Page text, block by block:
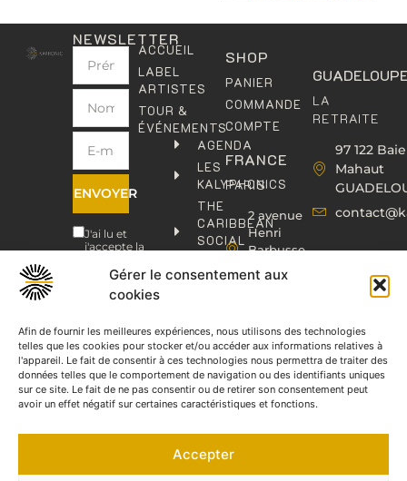
Gérer le consentement aux
cookies
Afin de fournir les meilleures expériences, nous utilisons des technologies
telles que les cookies pour stocker et/ou accéder aux informations relatives à
l'appareil. Le fait de consentir à ces technologies nous permettra de traiter des
données telles que le comportement de navigation ou des identifiants uniques
sur ce site. Le fait de ne pas consentir ou de retirer son consentement peut
avoir un effet négatif sur certaines caractéristiques et fonctions.
Accepter
NEWSLETTER
ENVOYER
J'ai lu et
j'accepte la
confidentialité
ACCUEIL
LABEL
ARTISTES
TOUR &
ÉVÉNEMENTS
AGENDA
LES
KALYPHONICS
THE
CARIBBEAN
SOCIAL
KAFOLAB
ÉDITION
CONTACT
FRANCE
PARIS
2 avenue
Henri
Barbusse,
93000
BOBIGNY
06
76
46
08
60
77
03
SHOP
PANIER
COMMANDE
COMPTE
LA
RETRAITE
97 122 Baie
Mahaut